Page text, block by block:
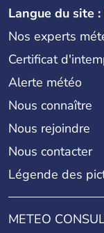
Langue du site :
Nos experts
Certificat
Alerte météo
Nous connaître
Nous rejoindre
Nous contacter
Légende des
METEO